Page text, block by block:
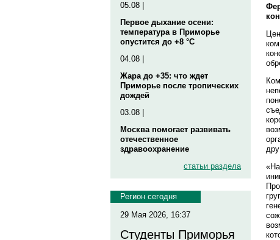
05.08 |
Первое дыхание осени:
температура в Приморье
опустится до +8 °C
04.08 |
Жара до +35: что ждет
Приморье после тропических
дождей
03.08 |
Москва помогает развивать
отечественное
здравоохранение
статьи раздела
Регион сегодня
29 Мая 2026, 16:37
Студенты Приморья